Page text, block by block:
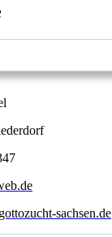
sachsen.de